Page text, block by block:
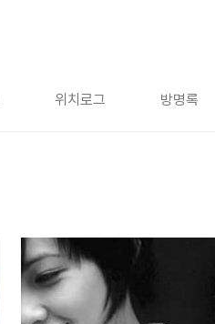
위치로그 방명록